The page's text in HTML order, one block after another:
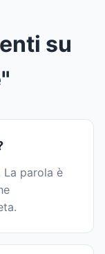
su
La parola è